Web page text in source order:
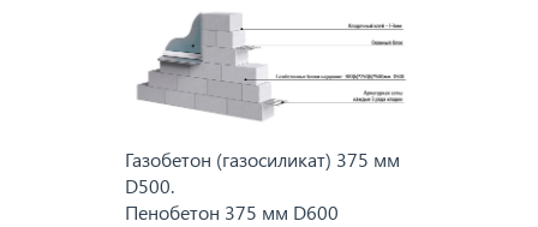
Газобетон (газосиликат) 375 мм
D500.
Пенобетон 375 мм D600